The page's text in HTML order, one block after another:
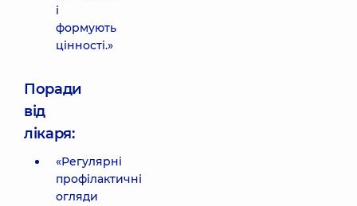
і
формують
цінності.»
Поради
від
лікаря:
«Регулярні
профілактичні
огляди